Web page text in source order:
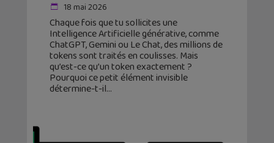
18 mai 2026
Chaque fois que tu sollicites une
Intelligence Artificielle générative, comme
ChatGPT, Gemini ou Le Chat, des millions de
tokens sont traités en coulisses. Mais
qu’est-ce qu’un token exactement ?
Pourquoi ce petit élément invisible
détermine-t-il